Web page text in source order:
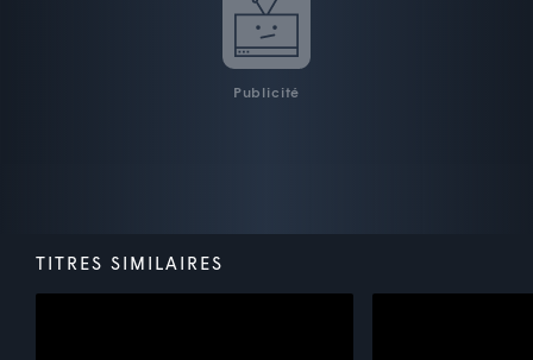
Publicité
TITRES SIMILAIRES